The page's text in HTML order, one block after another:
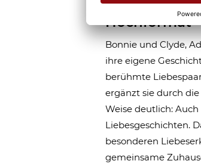
Hochformat
Bonnie und Clyde,
ihre eigene
berühmte
ergänzt sie durch
Weise deutlich:
Liebesgeschichten.
besonderen
gemeinsame